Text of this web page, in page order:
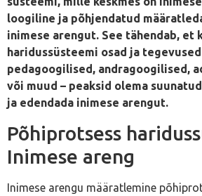
loogiline ja põhjendatud
inimese arengut. See tähendab, et
haridussüsteemi osad ja
pedagoogilised, andragoogilised,
või muud – peaksid olema
ja edendada inimese arengut.
Põhiprotsess
Inimese areng
Inimese arengu määratlemine